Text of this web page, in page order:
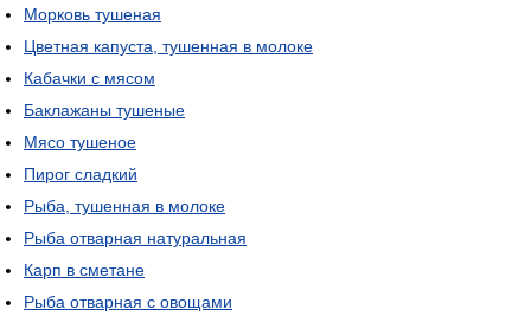
Морковь тушеная
Цветная капуста, тушенная в молоке
Кабачки с мясом
Баклажаны тушеные
Мясо тушеное
Пирог сладкий
Рыба, тушенная в молоке
Рыба отварная натуральная
Карп в сметане
Рыба отварная с овощами